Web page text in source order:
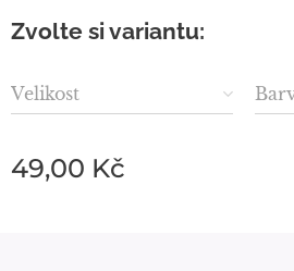
Zvolte si variantu:
Velikost
49,00 Kč